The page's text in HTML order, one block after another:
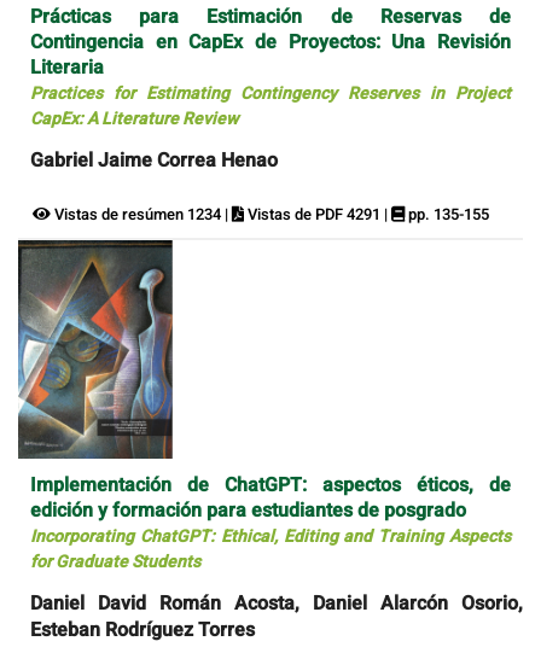
Prácticas para Estimación de Reservas de
Contingencia en CapEx de Proyectos: Una Revisión
Literaria
Practices for Estimating Contingency Reserves in Project
CapEx: A Literature Review
Gabriel Jaime Correa Henao
Vistas de resúmen 1234 | Vistas de PDF 4291 | pp. 135-155
Implementación de ChatGPT: aspectos éticos, de
edición y formación para estudiantes de posgrado
Incorporating ChatGPT: Ethical, Editing and Training Aspects
for Graduate Students
Daniel David Román Acosta, Daniel Alarcón Osorio,
Esteban Rodríguez Torres